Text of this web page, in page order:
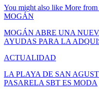
You might also like More from
MOGÁN
MOGÁN ABRE UNA
AYUDAS PARA LA
ACTUALIDAD
LA PLAYA DE SAN
PASARELA SBT ES MODA